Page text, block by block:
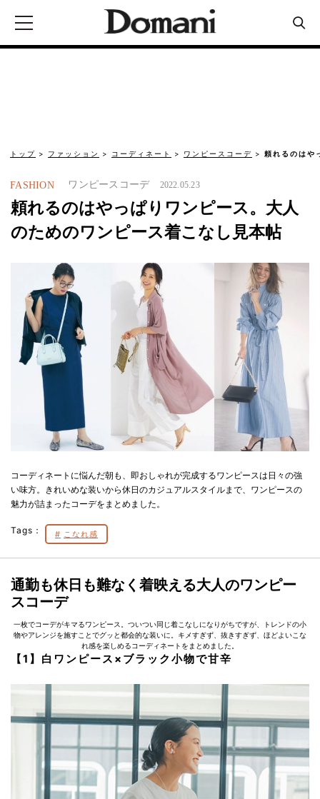
トップ ファッション コーディネート ワンピースコーデ 頼れるのはや
FASHION ワンピースコーデ 2022.05.23
頼れるのはやっぱりワンピース。大人
のためのワンピース着こなし見本帖
コーディネートに悩んだ朝も、即おしゃれが完成するワンピースは日々の強
い味方。きれいめな装いから休日のカジュアルスタイルまで、ワンピースの
魅力が詰まったコーデをまとめました。
Tags： こなれ感
通勤も休日も難なく着映える大人のワンピー
スコーデ
一枚でコーデがキマるワンピース。ついつい同じ着こなしになりがちですが、トレンドの小
物やアレンジを施すことでグッと都会的な装いに。キメすぎず、抜きすぎず、ほどよいこな
れ感を楽しめるコーディネートをまとめました。
【1】白ワンピース×ブラック小物で甘辛